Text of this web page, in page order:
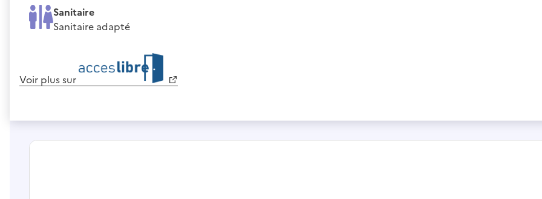
Sanitaire
Sanitaire adapté
Voir plus sur